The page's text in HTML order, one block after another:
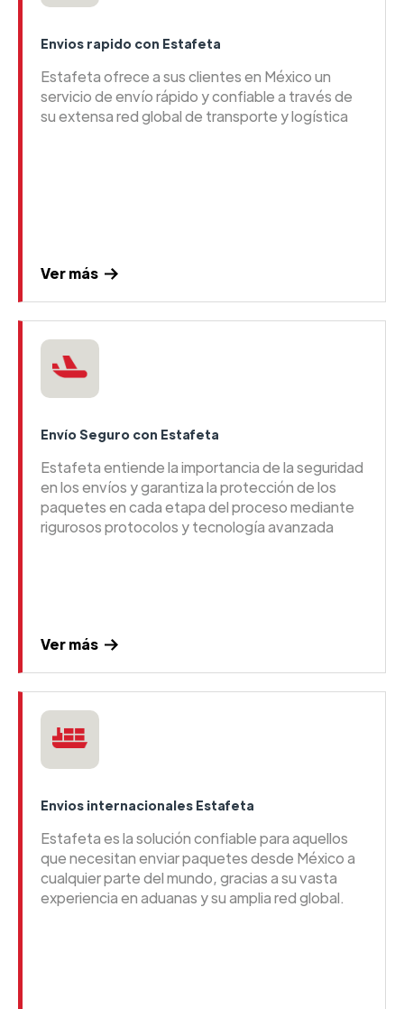
Envios rapido con Estafeta
Estafeta ofrece a sus clientes en México un
servicio de envío rápido y confiable a través de
su extensa red global de transporte y logística
Ver más
Envío Seguro con Estafeta
Estafeta entiende la importancia de la seguridad
en los envíos y garantiza la protección de los
paquetes en cada etapa del proceso mediante
rigurosos protocolos y tecnología avanzada
Ver más
Envios internacionales Estafeta
Estafeta es la solución confiable para aquellos
que necesitan enviar paquetes desde México a
cualquier parte del mundo, gracias a su vasta
experiencia en aduanas y su amplia red global.